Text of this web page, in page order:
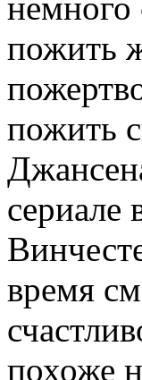
пожить
пожить
сериале
время
похоже